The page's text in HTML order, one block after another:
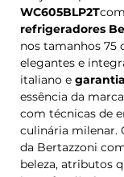
WC605BLP2T
refrigeradores
nos tamanhos 75
elegantes e
italiano e
essência da
com técnicas de
culinária milenar.
da Bertazzoni
beleza, atributos